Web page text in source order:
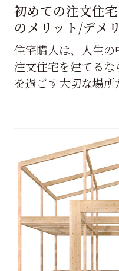
初めての注文住
のメリット/デメ
住宅購入は、人生の
注文住宅を建てる
を過ごす大切な場